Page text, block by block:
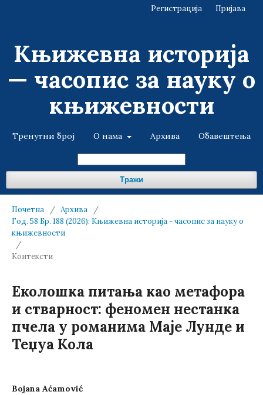
Књижевна историја
— часопис за науку о
књижевности
Тренутни број О нама Архива Обавештења
Тражи
Регистрација Пријава
Почетна / Архива
/
Год. 58 Бр. 188 (2026): Књижевна историја - часопис за науку о
књижевности
/
Контексти
Еколошка питања као метафора
и стварност: феномен нестанка
пчела у романима Маје Лунде и
Теџуа Кола
Bojana Aćamović